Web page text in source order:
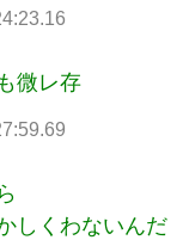
微レ存
しくわないんだ